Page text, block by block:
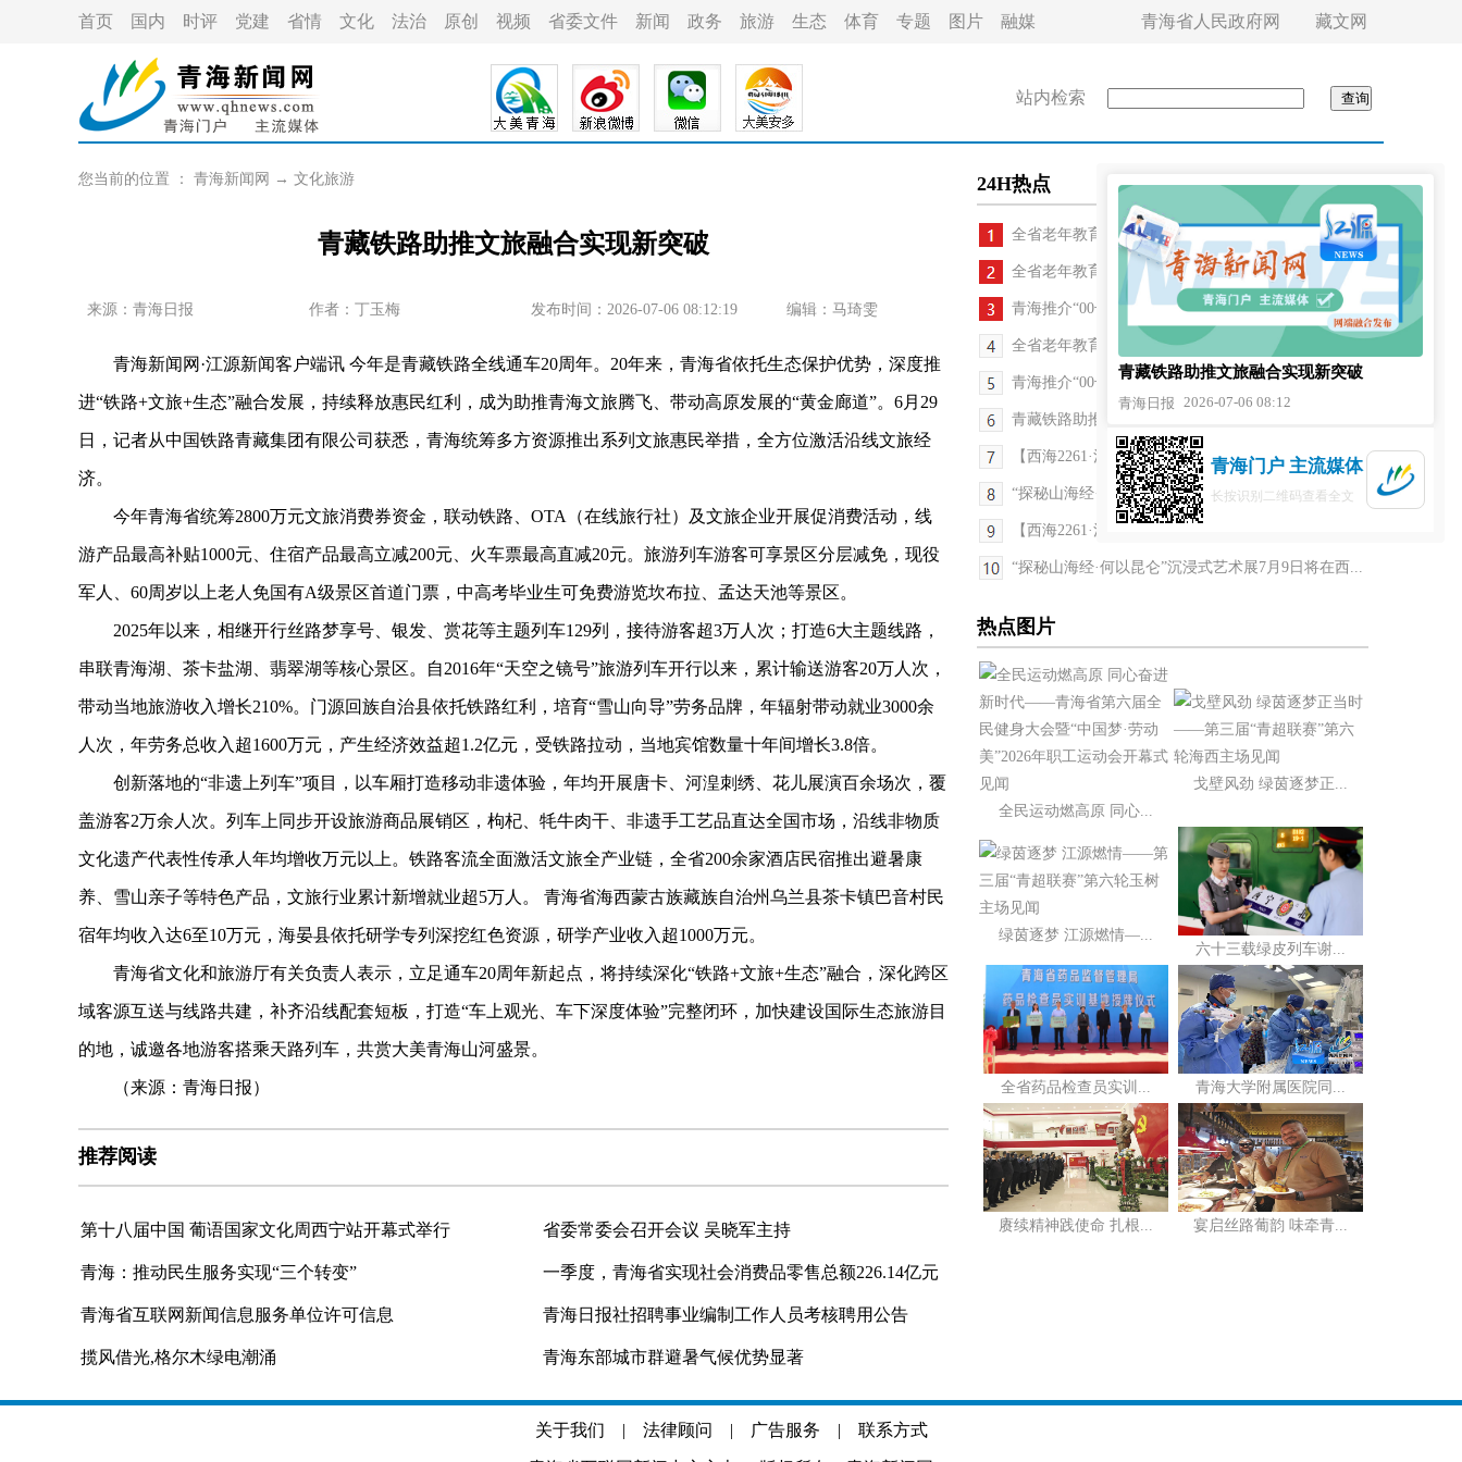
首页 国内 时评 党建 省情 文化 法治 原创 视频 省委文件 新闻 政务 旅游 生态 体育 专题 图片 融媒 青海省人民政府网 藏文网
站内检索
您当前的位置 ： 青海新闻网 → 文化旅游
青藏铁路助推文旅融合实现新突破
来源：青海日报 作者： 丁玉梅 发布时间：2026-07-06 08:12:19 编辑：马琦雯
青海新闻网·江源新闻客户端讯 今年是青藏铁路全线通车20周年。20年来，青海省依托生态保护优势，深度推
进“铁路+文旅+生态”融合发展，持续释放惠民红利，成为助推青海文旅腾飞、带动高原发展的“黄金廊道”。6月29
日，记者从中国铁路青藏集团有限公司获悉，青海统筹多方资源推出系列文旅惠民举措，全方位激活沿线文旅经
济。
今年青海省统筹2800万元文旅消费券资金，联动铁路、OTA（在线旅行社）及文旅企业开展促消费活动，线
游产品最高补贴1000元、住宿产品最高立减200元、火车票最高直减20元。旅游列车游客可享景区分层减免，现役
军人、60周岁以上老人免国有A级景区首道门票，中高考毕业生可免费游览坎布拉、孟达天池等景区。
2025年以来，相继开行丝路梦享号、银发、赏花等主题列车129列，接待游客超3万人次；打造6大主题线路，
串联青海湖、茶卡盐湖、翡翠湖等核心景区。自2016年“天空之镜号”旅游列车开行以来，累计输送游客20万人次，
带动当地旅游收入增长210%。门源回族自治县依托铁路红利，培育“雪山向导”劳务品牌，年辐射带动就业3000余
人次，年劳务总收入超1600万元，产生经济效益超1.2亿元，受铁路拉动，当地宾馆数量十年间增长3.8倍。
创新落地的“非遗上列车”项目，以车厢打造移动非遗体验，年均开展唐卡、河湟刺绣、花儿展演百余场次，覆
盖游客2万余人次。列车上同步开设旅游商品展销区，枸杞、牦牛肉干、非遗手工艺品直达全国市场，沿线非物质
文化遗产代表性传承人年均增收万元以上。铁路客流全面激活文旅全产业链，全省200余家酒店民宿推出避暑康
养、雪山亲子等特色产品，文旅行业累计新增就业超5万人。 青海省海西蒙古族藏族自治州乌兰县茶卡镇巴音村民
宿年均收入达6至10万元，海晏县依托研学专列深挖红色资源，研学产业收入超1000万元。
青海省文化和旅游厅有关负责人表示，立足通车20周年新起点，将持续深化“铁路+文旅+生态”融合，深化跨区
域客源互送与线路共建，补齐沿线配套短板，打造“车上观光、车下深度体验”完整闭环，加快建设国际生态旅游目
的地，诚邀各地游客搭乘天路列车，共赏大美青海山河盛景。
（来源：青海日报）
推荐阅读
第十八届中国 葡语国家文化周西宁站开幕式举行 省委常委会召开会议 吴晓军主持
青海：推动民生服务实现“三个转变” 一季度，青海省实现社会消费品零售总额226.14亿元
青海省互联网新闻信息服务单位许可信息 青海日报社招聘事业编制工作人员考核聘用公告
揽风借光,格尔木绿电潮涌 青海东部城市群避暑气候优势显著
24H热点
全省老年教育成果展文艺演出精彩上演
全省老年教育成果展文艺演出精彩上演
青海推介“00号”旅游公路暨五个1号交旅融合生态景...
全省老年教育成果展文艺演出精彩上演
青海推介“00号”旅游公路暨五个1号交旅融合生态景...
青藏铁路助推文旅融合实现新突破
【西海2261·河湟文化大集】社火高跷巡游亮相河湟文...
“探秘山海经·何以昆仑”沉浸式艺术展7月9日将在西...
【西海2261·河湟文化大集】社火高跷巡游亮相河湟文...
“探秘山海经·何以昆仑”沉浸式艺术展7月9日将在西...
热点图片
全民运动燃高原 同心...
戈壁风劲 绿茵逐梦正...
绿茵逐梦 江源燃情—...
六十三载绿皮列车谢...
全省药品检查员实训... 青海大学附属医院同...
赓续精神践使命 扎根... 宴启丝路葡韵 味牵青...
关于我们 | 法律顾问 | 广告服务 | 联系方式
青藏铁路助推文旅融合实现新突破
青海日报 2026-07-06 08:12
青海门户 主流媒体
长按识别二维码查看全文